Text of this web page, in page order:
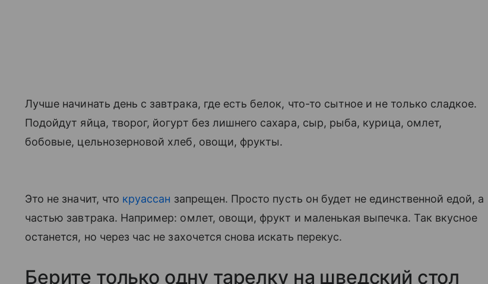
Лучше начинать день с завтрака, где есть белок, что-то сытное и не только сладкое.
Подойдут яйца, творог, йогурт без лишнего сахара, сыр, рыба, курица, омлет,
бобовые, цельнозерновой хлеб, овощи, фрукты.
Это не значит, что круассан запрещен. Просто пусть он будет не единственной едой, а
частью завтрака. Например: омлет, овощи, фрукт и маленькая выпечка. Так вкусное
останется, но через час не захочется снова искать перекус.
Берите только одну тарелку на шведский стол